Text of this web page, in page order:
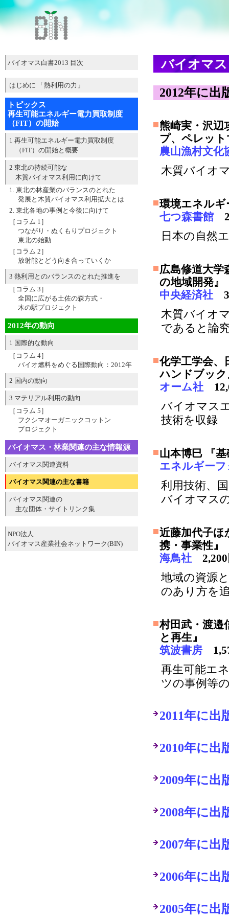
バイオマス白書2013 目次
はじめに 「熱利用の力」
トピックス
再生可能エネルギー電力買取制度
（FIT）の開始
1 再生可能エネルギー電力買取制度
（FIT）の開始と概要
2 東北の持続可能な
木質バイオマス利用に向けて
1. 東北の林産業のバランスのとれた
発展と木質バイオマス利用拡大とは
2. 東北各地の事例と今後に向けて
［コラム 1］
つながり・ぬくもりプロジェクト
東北の始動
［コラム 2］
放射能とどう向き合っていくか
3 熱利用とのバランスのとれた推進を
［コラム 3］
全国に広がる土佐の森方式・
木の駅プロジェクト
2012年の動向
1 国際的な動向
［コラム 4］
バイオ燃料をめぐる国際動向：2012年
2 国内の動向
3 マテリアル利用の動向
［コラム 5］
フクシマオーガニックコットン
プロジェクト
バイオマス・林業関連の主な情報源
バイオマス関連資料
バイオマス関連の主な書籍
バイオマス関連の
主な団体・サイトリンク集
NPO法人
バイオマス産業社会ネットワーク(BIN)
バイオマ
2012年に出
熊崎実・沢辺
プ、ペレット
農山漁村文化
木質バイオ
環境エネルギ
七つ森書館
日本の自然
広島修道大
の地域開発』
中央経済社
木質バイオ
であると論
化学工学会、
ハンドブック
オーム社
バイオマス
技術を収録
山本博巳 『
エネルギー
利用技術、
バイオマス
近藤加代子
携・事業性』
海鳥社 2,200
地域の資源
のあり方を
村田武・渡邉
と再生』
筑波書房
再生可能エ
ツの事例等
2011年に出
2010年に出
2009年に出
2008年に出
2007年に出
2006年に出
2005年に出